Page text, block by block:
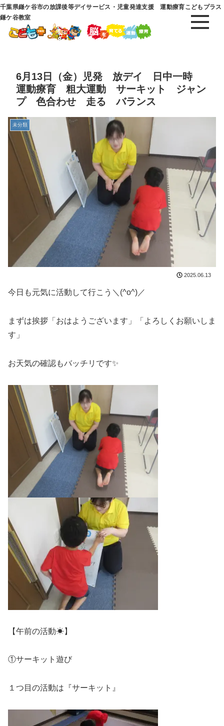
千葉県鎌ケ谷市の放課後等デイサービス・児童発達支援 運動療育こどもプラス
鎌ケ谷教室
6月13日（金）児発 放デイ 日中一時
運動療育 粗大運動 サーキット ジャン
プ 色合わせ 走る バランス
未分類
2025.06.13
今日も元気に活動して行こう＼(^o^)／
まずは挨拶「おはようございます」「よろしくお願いしま
す」
お天気の確認もバッチリです✨
【午前の活動☀】
①サーキット遊び
１つ目の活動は『サーキット』